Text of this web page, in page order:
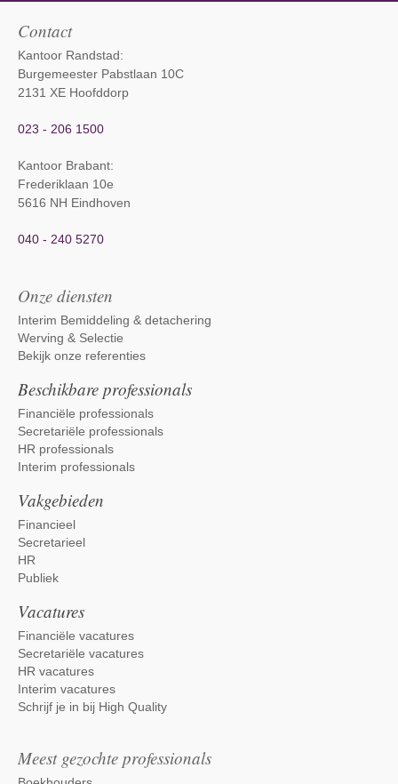
Contact
Kantoor Randstad:
Burgemeester Pabstlaan 10C
2131 XE Hoofddorp
023 - 206 1500
Kantoor Brabant:
Frederiklaan 10e
5616 NH Eindhoven
040 - 240 5270
Onze diensten
Interim Bemiddeling & detachering
Werving & Selectie
Bekijk onze referenties
Beschikbare professionals
Financiële professionals
Secretariële professionals
HR professionals
Interim professionals
Vakgebieden
Financieel
Secretarieel
HR
Publiek
Vacatures
Financiële vacatures
Secretariële vacatures
HR vacatures
Interim vacatures
Schrijf je in bij High Quality
Meest gezochte professionals